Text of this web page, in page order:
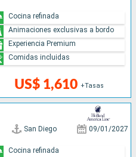
US$ 1,610 +Tasas
Cocina refinada
Animaciones exclusivas a bordo
Experiencia Premium
Comidas incluidas
San Diego 09/01/2027
Cocina refinada